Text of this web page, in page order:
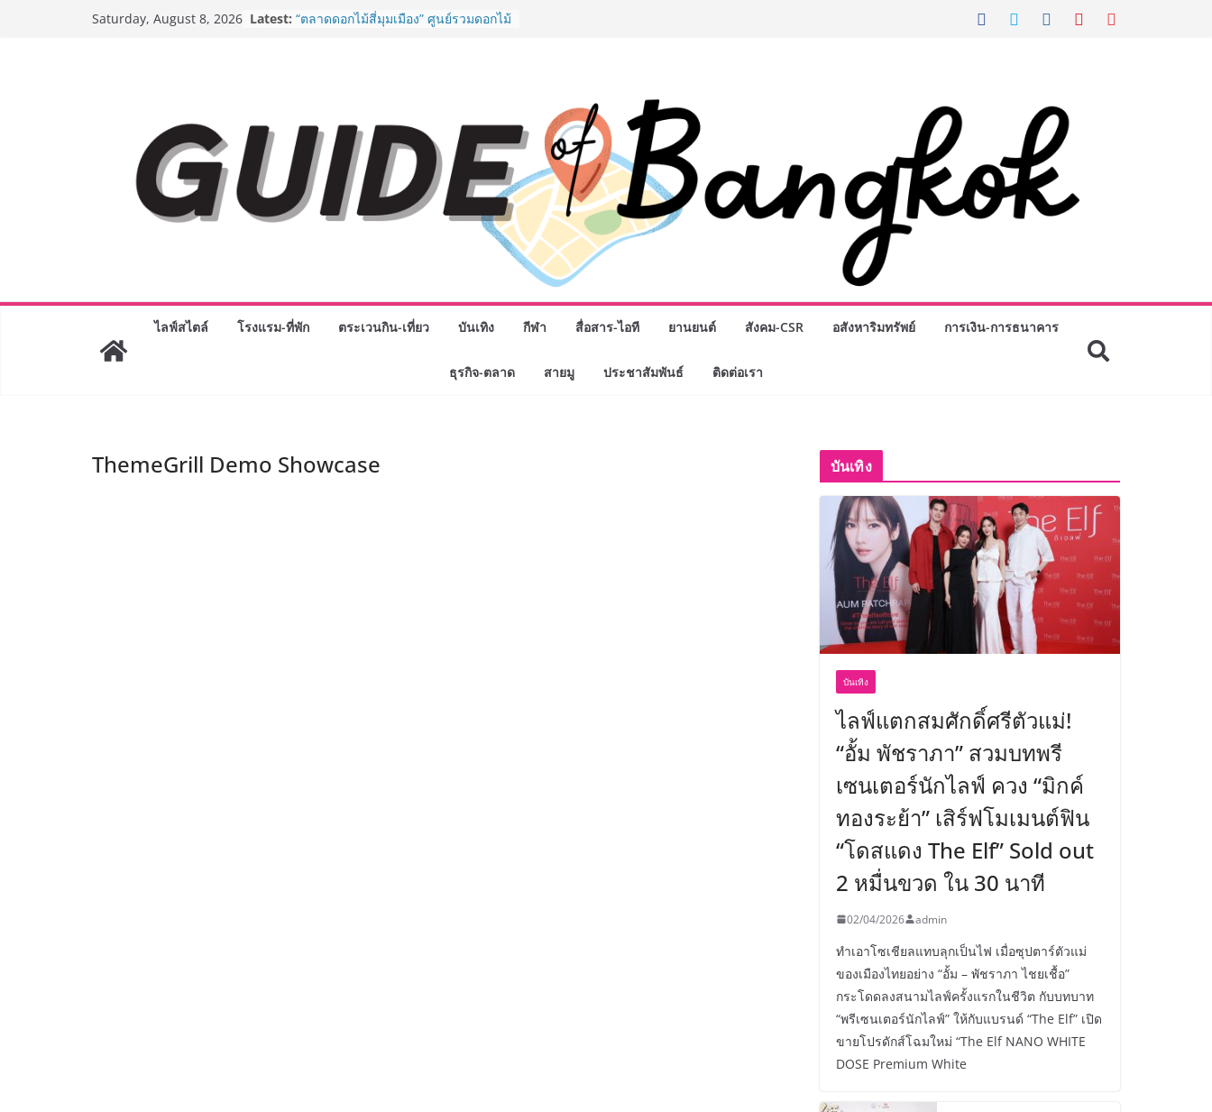
Saturday, August 8, 2026 Latest: “BIO TRADE CONNECT 2026” ยก
และของขวัญต้อนรับวันแม่ เปิดให้
บริการทุกวันตลอด 24 ชั่วโมง
Guangzhou Yinghao School เผยวิสัย
ทัศน์การศึกษาที่พร้อมรับอนาคต “เราไม่
ได้เตรียมนักเรียนเพียงเพื่อก้าวเข้าสู่
มหาวิทยาลัยเท่านั้น แต่ยังเตรียมพวก
พร้อมฟรีคอนเสิร์ต “โชค รถแห่” ยกวง
AirAsia X SEE FAH พันธมิตรทางธุรกิจ
ราชวงศ์” พุ่งทะยานสู่น่านฟ้า
ไลฟ์สไตล์ โรงแรม-ที่พัก ตระเวนกิน-เที่ยว บันเทิง กีฬา สื่อสาร-ไอที ยานยนต์ สังคม-CSR อสังหาริมทรัพย์ การเงิน-การธนาคาร
ธุรกิจ-ตลาด สายมู ประชาสัมพันธ์ ติดต่อเรา
ThemeGrill Demo Showcase บันเทิง
บันเทิง
ไลฟ์แตกสมศักดิ์ศรีตัวแม่!
“อั้ม พัชราภา” สวมบทพรี
เซนเตอร์นักไลฟ์ ควง “มิกค์
ทองระย้า” เสิร์ฟโมเมนต์ฟิน
“โดสแดง The Elf” Sold out
2 หมื่นขวด ใน 30 นาที
02/04/2026 admin
ทำเอาโซเชียลแทบลุกเป็นไฟ เมื่อซุปตาร์ตัวแม่
ของเมืองไทยอย่าง “อั้ม – พัชราภา ไชยเชื้อ”
กระโดดลงสนามไลฟ์ครั้งแรกในชีวิต กับบทบาท
“พรีเซนเตอร์นักไลฟ์” ให้กับแบรนด์ “The Elf” เปิด
ขายโปรดักส์โฉมใหม่ “The Elf NANO WHITE
DOSE Premium White